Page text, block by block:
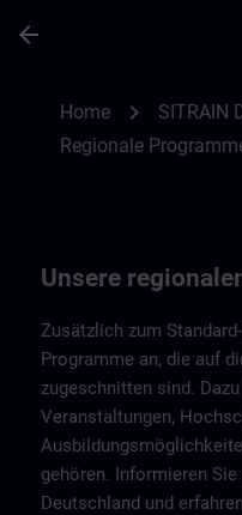
arrow_back
Home chevron_right SITRAIN
Regionale
Unsere
Zusätzlich zum
Programme an, die auf
zugeschnitten sind.
Veranstaltungen,
gehören. Informieren
Deutschland und